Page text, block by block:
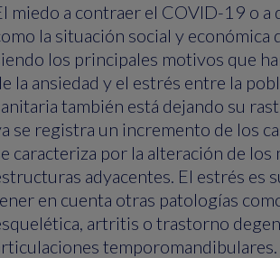
miedo a contraer el COVID-19 o
la situación social y económica
los principales motivos que
la ansiedad y el estrés entre la
también está dejando su
se registra un incremento de los
caracteriza por la alteración de
adyacentes. El estrés es
en cuenta otras patologías
artritis o trastorno
temporomandibulares.